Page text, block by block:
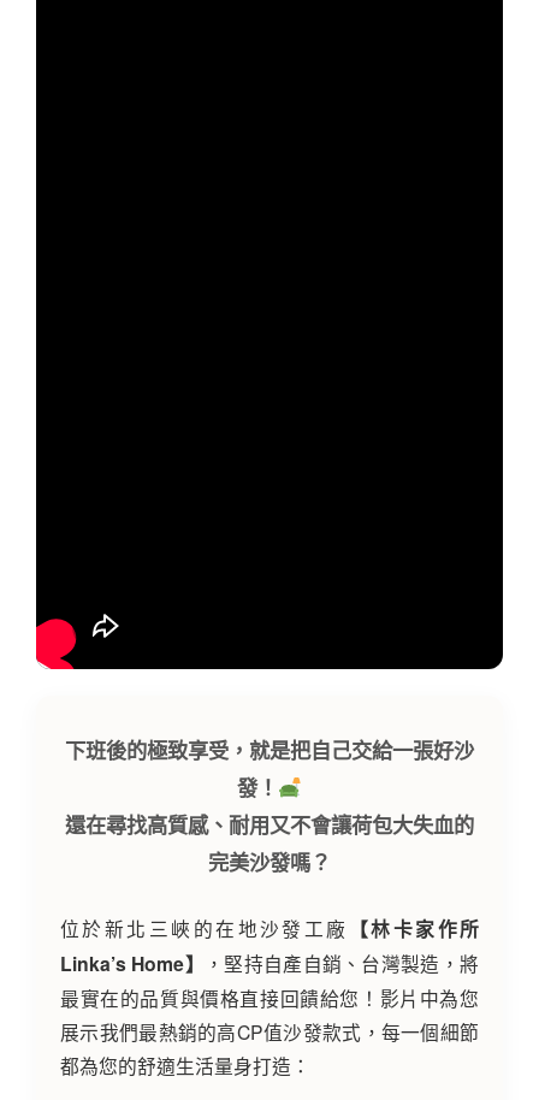
下班後的極致享受，就是把自己交給一張好沙
發！
還在尋找高質感、耐用又不會讓荷包大失血的
完美沙發嗎？
位於新北三峽的在地沙發工廠
【林卡家作所
Linka’s Home】
，堅持自產自銷、台灣製造，將
最實在的品質與價格直接回饋給您！影片中為您
展示我們最熱銷的高CP值沙發款式，每一個細節
都為您的舒適生活量身打造：